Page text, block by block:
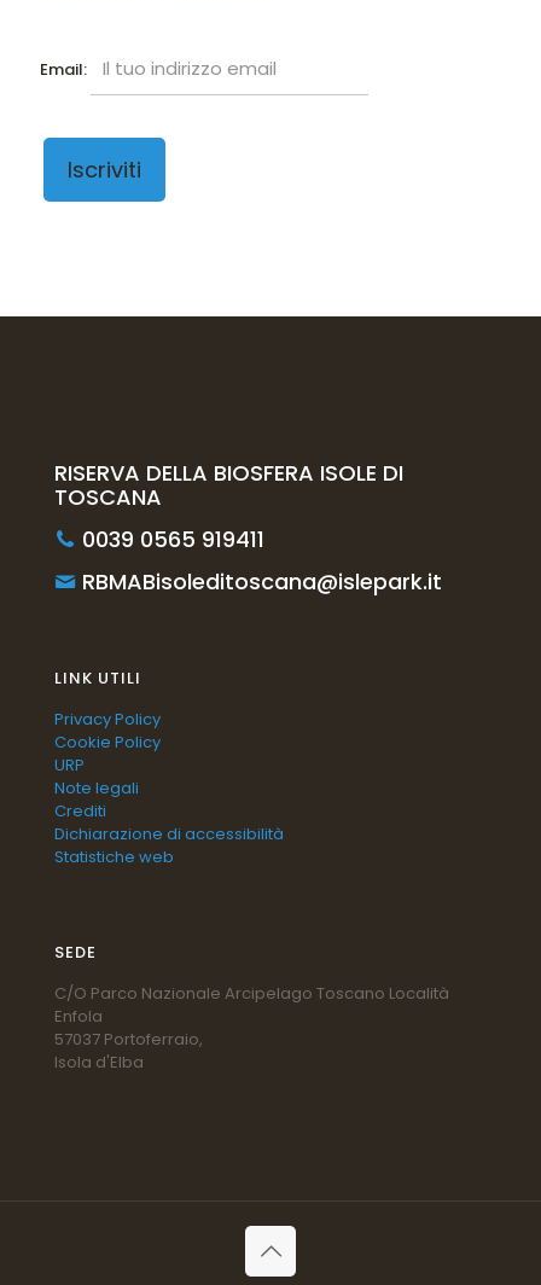
Email:
RISERVA DELLA BIOSFERA ISOLE DI
TOSCANA
0039 0565 919411
RBMABisoleditoscana@islepark.it
LINK UTILI
Privacy Policy
Cookie Policy
URP
Note legali
Crediti
Dichiarazione di accessibilità
Statistiche web
SEDE
C/O Parco Nazionale Arcipelago Toscano Località
Enfola
57037 Portoferraio,
Isola d'Elba